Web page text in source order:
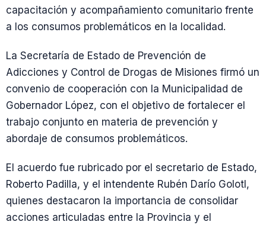
capacitación y acompañamiento comunitario frente
a los consumos problemáticos en la localidad.
La Secretaría de Estado de Prevención de
Adicciones y Control de Drogas de Misiones firmó un
convenio de cooperación con la Municipalidad de
Gobernador López, con el objetivo de fortalecer el
trabajo conjunto en materia de prevención y
abordaje de consumos problemáticos.
El acuerdo fue rubricado por el secretario de Estado,
Roberto Padilla, y el intendente Rubén Darío Golotl,
quienes destacaron la importancia de consolidar
acciones articuladas entre la Provincia y el